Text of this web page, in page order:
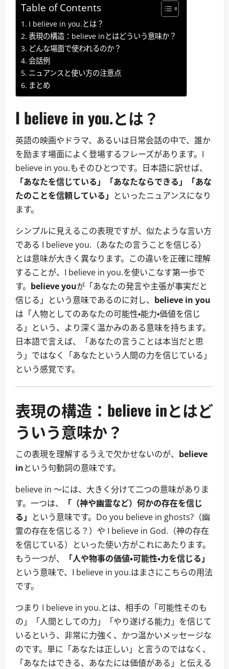
Table of Contents
I believe in you.とは？
表現の構造：believe inとはどういう意味か？
どんな場面で使われるのか？
会話例
ニュアンスと使い方の注意点
まとめ
I believe in you.とは？
英語の映画やドラマ、あるいは日常会話の中で、誰か
を励ます場面によく登場するフレーズがあります。I
believe in you.もそのひとつです。日本語に訳せば、
「あなたを信じている」「あなたならできる」「あな
たのことを信頼している」 といったニュアンスになり
ます。
シンプルに見えるこの表現ですが、似たような言い方
である I believe you.（あなたの言うことを信じる）
とは意味が大きく異なります。この違いを正確に理解
することが、I believe in you.を使いこなす第一歩で
す。 believe youが「あなたの発言や主張が事実だと
信じる」という意味であるのに対し、 believe in you
は「人物としてのあなたの可能性・能力・価値を信じ
る」という、より深く温かみのある意味を持ちます。
日本語で言えば、「あなたの言うことは本当だと思
う」ではなく「あなたという人間の力を信じている」
という感覚です。
表現の構造：believe inとはど
ういう意味か？
この表現を理解するうえで欠かせないのが、 believe
inという句動詞の意味です。
believe in ～には、大きく分けて二つの意味がありま
す。一つは、
「（神や幽霊など）何かの存在を信じ
る」 という意味です。Do you believe in ghosts?（幽
霊の存在を信じる？）や I believe in God.（神の存在
を信じている）といった使い方がこれにあたります。
もう一つが、
「人や物事の価値・可能性・力を信じる」
という意味で、I believe in you.はまさにこちらの用法
です。
つまり I believe in you.とは、相手の「可能性そのも
の」「人間としての力」「やり遂げる能力」を信じて
いるという、非常に力強く、かつ温かいメッセージな
のです。単に「あなたは正しい」と言うのではなく、
「あなたはできる、あなたには価値がある」と伝える